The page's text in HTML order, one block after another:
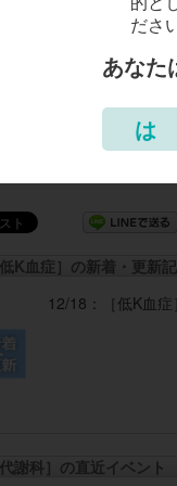
K血症］の新着・更新
12/18：
［低K血症］
謝科］の直近イベント
ださ
あなた
は